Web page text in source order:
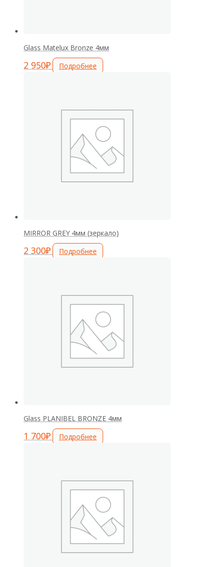
Glass Matelux Bronze 4мм
2 950₽ Подробнее
MIRROR GREY 4мм (зеркало)
2 300₽ Подробнее
Glass PLANIBEL BRONZE 4мм
1 700₽ Подробнее